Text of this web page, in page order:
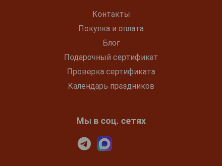
Контакты
Покупка и оплата
Блог
Подарочный сертификат
Проверка сертификата
Календарь праздников
Мы в соц. сетях